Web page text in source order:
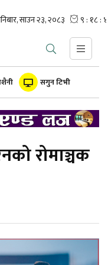
सगुन टिभी
रोमाञ्चक